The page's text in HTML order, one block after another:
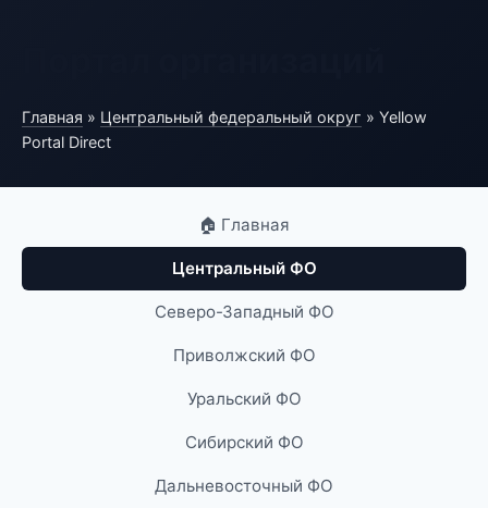
Главная » Центральный федеральный округ » Yellow
Portal Direct
🏠 Главная
Центральный ФО
Северо-Западный ФО
Приволжский ФО
Уральский ФО
Сибирский ФО
Дальневосточный ФО